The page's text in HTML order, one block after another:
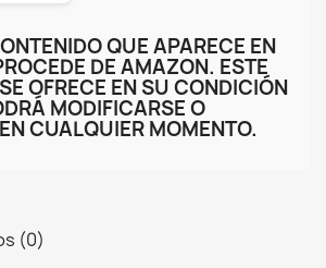
QUE APARECE EN
DE AMAZON. ESTE
OFRECE EN SU CONDICIÓN
MODIFICARSE O
CUALQUIER MOMENTO.
(0)